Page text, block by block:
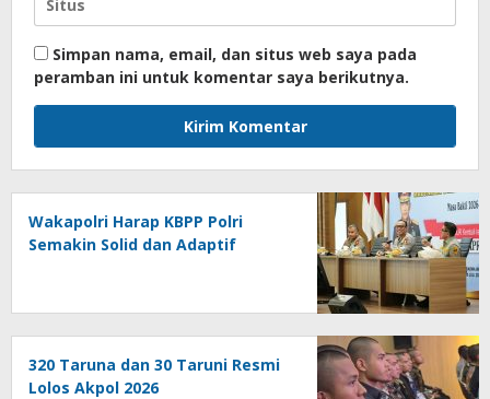
Simpan nama, email, dan situs web saya pada
peramban ini untuk komentar saya berikutnya.
Wakapolri Harap KBPP Polri
Semakin Solid dan Adaptif
320 Taruna dan 30 Taruni Resmi
Lolos Akpol 2026